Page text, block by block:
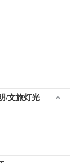
/文旅灯光